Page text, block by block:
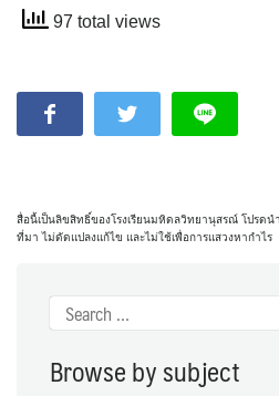
97 total views
สื่อนี้เป็นลิขสิทธิ์ของโรงเรียนมหิดลวิทยานุสรณ์ โปรดน
ที่มา ไม่ดัดแปลงแก้ไข และไม่ใช้เพื่อการแสวงหากำไร
Search
for:
Browse by subject